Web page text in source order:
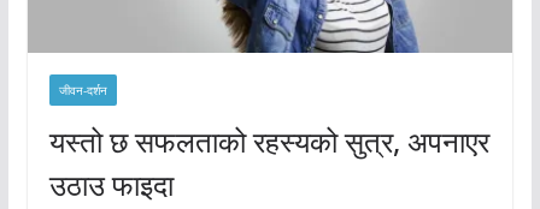
जीवन-दर्शन
यस्तो छ सफलताको रहस्यको सुत्र, अपनाएर
उठाउ फाइदा